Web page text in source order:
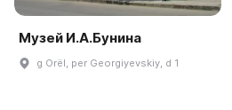
Музей И.А.Бунина
g Orël, per Georgiyevskiy, d 1